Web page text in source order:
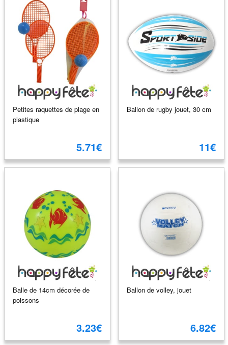
Petites raquettes de plage en
plastique
5.71€
Ballon de rugby jouet, 30 cm
11€
Balle de 14cm décorée de
poissons
3.23€
Ballon de volley, jouet
6.82€